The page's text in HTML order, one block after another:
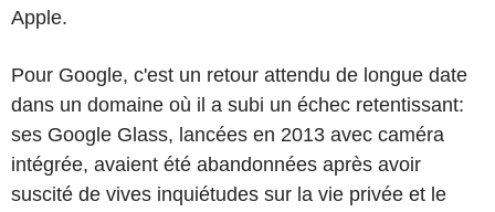
Apple.
Pour Google, c'est un retour attendu de longue date
dans un domaine où il a subi un échec retentissant:
ses Google Glass, lancées en 2013 avec caméra
intégrée, avaient été abandonnées après avoir
suscité de vives inquiétudes sur la vie privée et le